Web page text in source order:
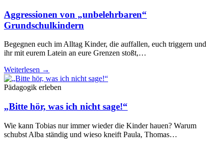
Aggressionen von „unbelehrbaren“
Grundschulkindern
Begegnen euch im Alltag Kinder, die auffallen, euch triggern und
ihr mit eurem Latein an eure Grenzen stoßt,…
Weiterlesen →
Pädagogik erleben
„Bitte hör, was ich nicht sage!“
Wie kann Tobias nur immer wieder die Kinder hauen? Warum
schubst Alba ständig und wieso kneift Paula, Thomas…